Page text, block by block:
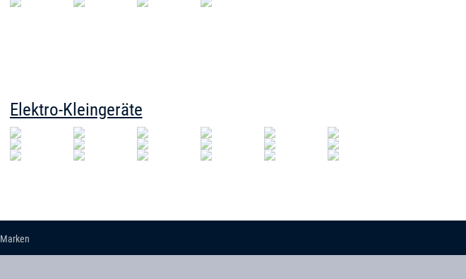
Elektro-Kleingeräte
Marken